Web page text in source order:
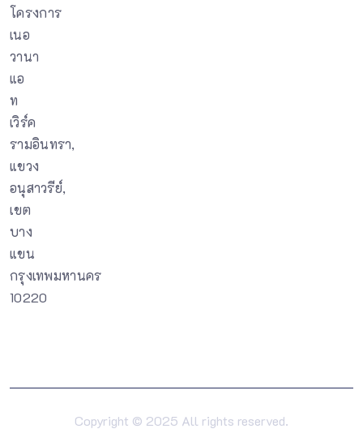
โครงการ
เนอ
วานา
แอ
ท
เวิร์ค
รามอินทรา,
แขวง
อนุสาวรีย์,
เขต
บาง
แขน
กรุงเทพมหานคร
10220
Copyright © 2025 All rights reserved.